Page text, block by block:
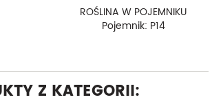
ROŚLINA W POJEMNIKU
Pojemnik: P14
Z KATEGORII: